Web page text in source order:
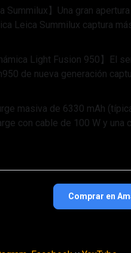
Summilux】Una gran
Leica Summilux captura
Light Fusion 950】El
de nueva generación
masiva de 6330 mAh
con cable de 100 W y una
Comprar en